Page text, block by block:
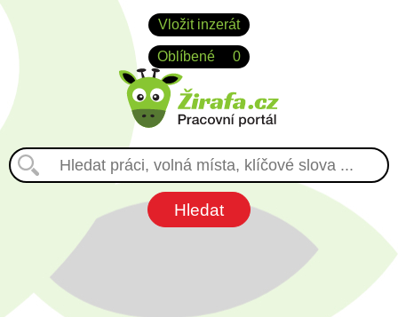
Vložit inzerát
Oblíbené 0